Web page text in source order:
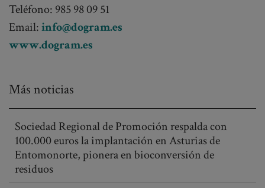
Teléfono: 985 98 09 51
Email:info@dogram.es
www.dogram.es
Más noticias
Sociedad Regional de Promoción respalda con
100.000 euros la implantación en Asturias de
Entomonorte, pionera en bioconversión de
residuos